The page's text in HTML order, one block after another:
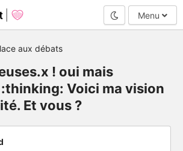
Mode nuit
Menu
aux débats
! oui mais
Voici ma vision
Et vous ?